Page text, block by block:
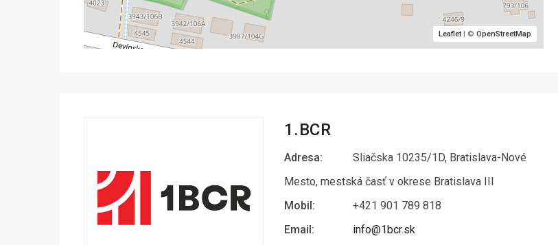
Leaflet| © OpenStreetMap
1.BCR
Adresa:
Sliačska 10235/1D, Bratislava-Nové
Mesto, mestská časť v okrese Bratislava III
Mobil:
+421 901 789 818
Email:
info@1bcr.sk